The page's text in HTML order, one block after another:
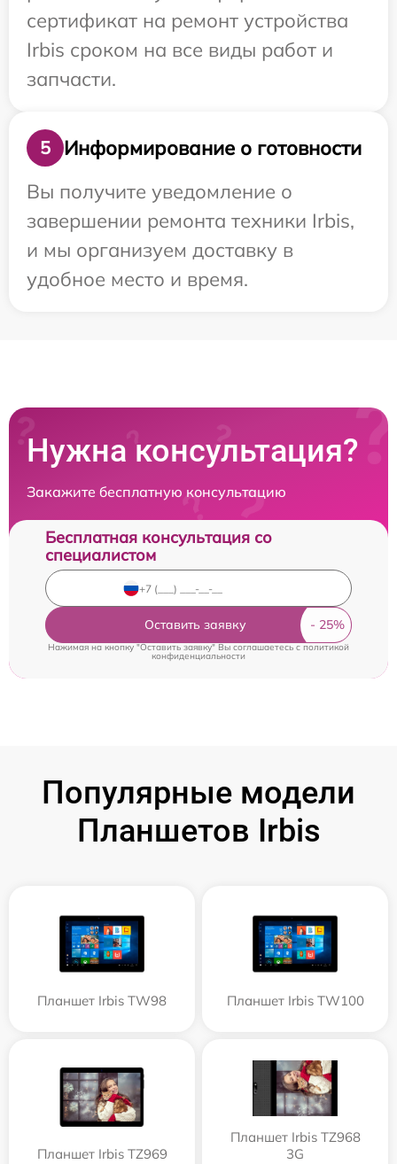
сертификат на ремонт устройства
Irbis сроком на все виды работ и
запчасти.
5
Информирование о готовности
Вы получите уведомление о
завершении ремонта техники Irbis,
и мы организуем доставку в
удобное место и время.
Нужна консультация?
Закажите бесплатную консультацию
Бесплатная консультация со
специалистом
Оставить заявку
Нажимая на кнопку "Оставить заявку" Вы соглашаетесь c политикой
конфиденциальности
Популярные модели
Планшетов Irbis
Планшет Irbis TW98 Планшет Irbis TW100
Планшет Irbis TZ969
Планшет Irbis TZ968
3G